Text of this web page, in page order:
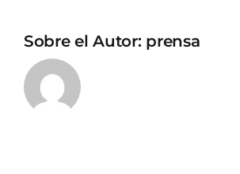
Sobre el Autor: prensa